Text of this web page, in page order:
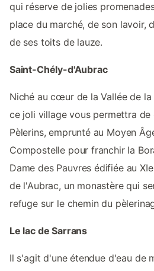
qui réserve de jolies
place du marché, de son lavoir,
de ses toits de lauze.
Saint-Chély-d'Aubrac
Niché au cœur de la Vallée de la
ce joli village vous permettra
Pèlerins, emprunté au Moyen
Compostelle pour franchir la
Dame des Pauvres édifiée au
de l'Aubrac, un monastère qui
refuge sur le chemin du
Le lac de Sarrans
Il s'agit d'une étendue d'eau de